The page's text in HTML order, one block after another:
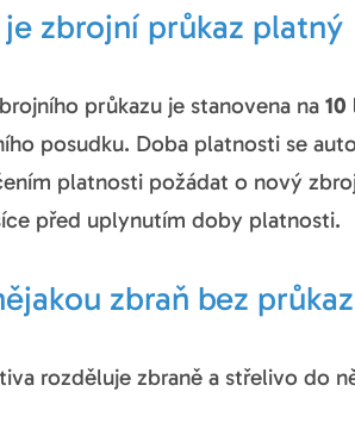
zbrojní průkaz platný
průkazu je stanovena na 10
posudku. Doba platnosti se
platnosti požádat o nový
před uplynutím doby platnosti.
zbraň bez
rozděluje zbraně a střelivo do